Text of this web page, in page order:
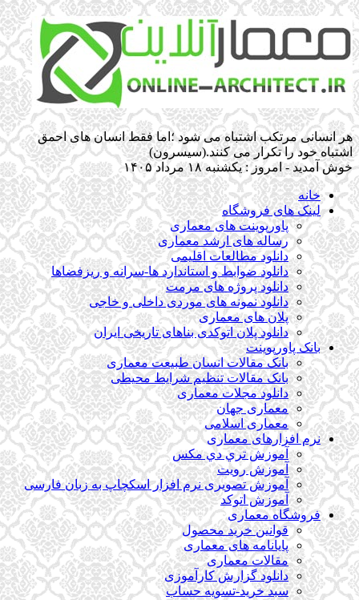
هر انسانی مرتکب اشتباه می شود ؛اما فقط انسان های احمق
اشتباه خود را تکرار می کنند.(سیسرون)
خوش آمدید - امروز : یکشنبه ۱۸ مرداد ۱۴۰۵
خانه
لینک های فروشگاه
پاورپوینت های معماری
رساله های ارشد معماری
دانلود مطالعات اقلیمی
دانلود ضوابط و استاندارد ها-سرانه و ریزفضاها
دانلود پروژه های مرمت
دانلود نمونه های موردی داخلی و خاجی
پلان های معماری
دانلود پلان اتوکدی بناهای تاریخی ایران
بانک پاورپوینت
بانک مقالات انسان طبیعت معماری
بانک مقالات تنظیم شرایط محیطی
دانلود مجلات معماری
معماری جهان
معماری اسلامی
نرم افزارهای معماری
آﻣﻮزش ﺗﺮي دي ﻣﮑﺲ
آموزش رویت
آموزش تصویری نرم افزار اسکچاپ به زبان فارسی
آموزش اتوکد
فروشگاه معماری
قوانین خرید محصول
پایانامه های معماری
مقالات معماری
دانلود گزارش کارآموزی
سبد خرید-تسویه حساب